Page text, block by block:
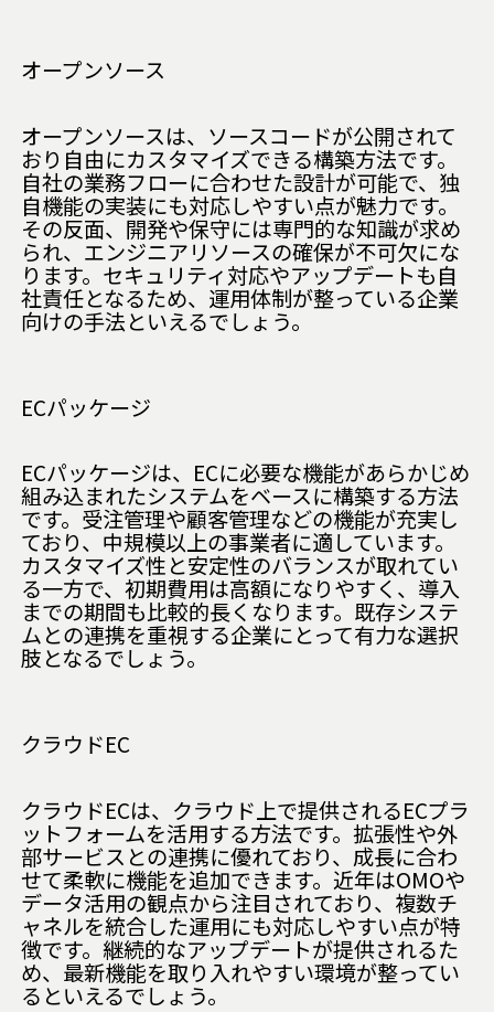
オープンソース
オープンソースは、ソースコードが公開されて
おり自由にカスタマイズできる構築方法です。
自社の業務フローに合わせた設計が可能で、独
自機能の実装にも対応しやすい点が魅力です。
その反面、開発や保守には専門的な知識が求め
られ、エンジニアリソースの確保が不可欠にな
ります。セキュリティ対応やアップデートも自
社責任となるため、運用体制が整っている企業
向けの手法といえるでしょう。
ECパッケージ
ECパッケージは、ECに必要な機能があらかじめ
組み込まれたシステムをベースに構築する方法
です。受注管理や顧客管理などの機能が充実し
ており、中規模以上の事業者に適しています。
カスタマイズ性と安定性のバランスが取れてい
る一方で、初期費用は高額になりやすく、導入
までの期間も比較的長くなります。既存システ
ムとの連携を重視する企業にとって有力な選択
肢となるでしょう。
クラウドEC
クラウドECは、クラウド上で提供されるECプラ
ットフォームを活用する方法です。拡張性や外
部サービスとの連携に優れており、成長に合わ
せて柔軟に機能を追加できます。近年はOMOや
データ活用の観点から注目されており、複数チ
ャネルを統合した運用にも対応しやすい点が特
徴です。継続的なアップデートが提供されるた
め、最新機能を取り入れやすい環境が整ってい
るといえるでしょう。